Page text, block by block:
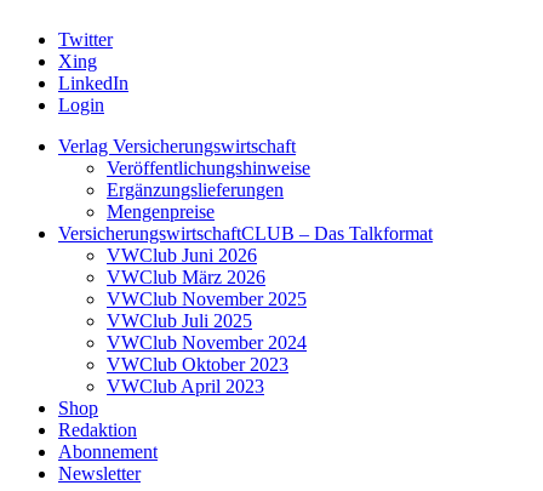
Twitter
Xing
LinkedIn
Login
Verlag Versicherungswirtschaft
Veröffentlichungshinweise
Ergänzungslieferungen
Mengenpreise
VersicherungswirtschaftCLUB – Das Talkformat
VWClub Juni 2026
VWClub März 2026
VWClub November 2025
VWClub Juli 2025
VWClub November 2024
VWClub Oktober 2023
VWClub April 2023
Shop
Redaktion
Abonnement
Newsletter